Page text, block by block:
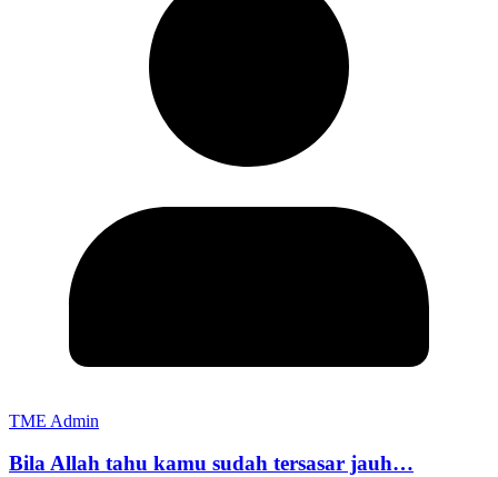
TME Admin
Bila Allah tahu kamu sudah tersasar jauh…